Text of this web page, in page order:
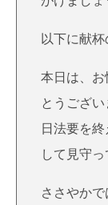
以下に献
本日は、
とうござ
日法要を
して見守
ささやか